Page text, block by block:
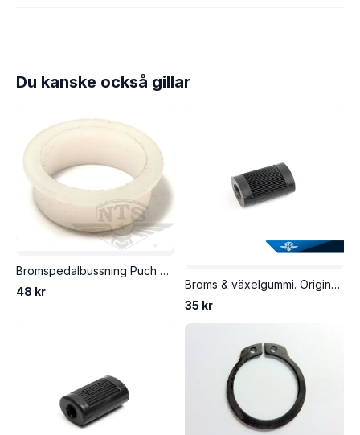
Du kanske också gillar
Bromspedalbussning Puch Dakota och nyare Florida. Säljs styckvis.
48 kr
Broms & växelgummi. Original modell till Monark & Crescent samt Puch.
35 kr